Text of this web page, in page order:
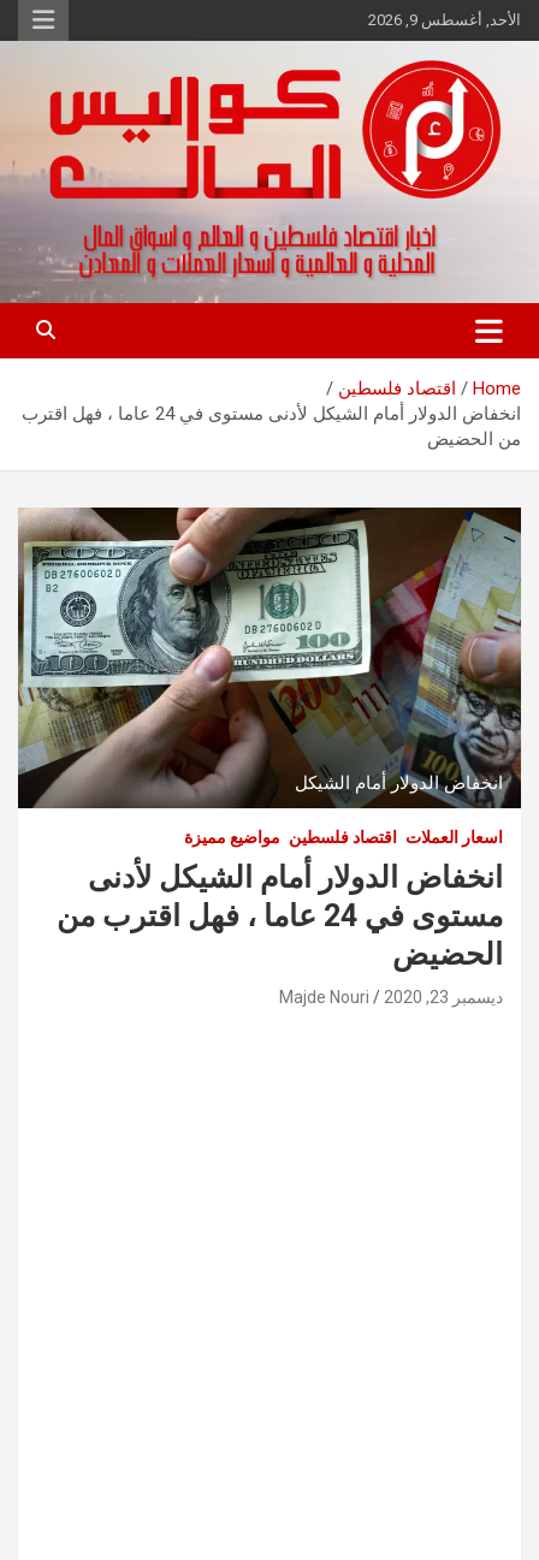
Skip
to
الأحد, أغسطس 9, 2026
كواليس المال
اخبار اقتصاد فلسطين و العالم و تقارير اسواق المال و العملات
Home
اقتصاد فلسطين
انخفاض الدولار أمام الشيكل لأدنى مستوى في 24 عاما ، فهل اقترب
من الحضيض
انخفاض الدولار أمام الشيكل
اسعار العملات اقتصاد فلسطين مواضيع مميزة
انخفاض الدولار أمام الشيكل لأدنى
مستوى في 24 عاما ، فهل اقترب من
الحضيض
ديسمبر 23, 2020 Majde Nouri